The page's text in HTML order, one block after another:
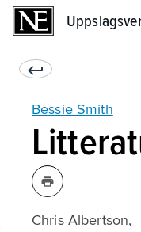
Bessie Smith
Chris Albertson,